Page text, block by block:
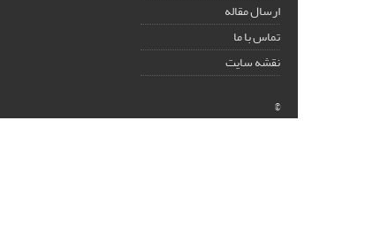
ارسال مقاله
تماس با ما
نقشه سایت
©